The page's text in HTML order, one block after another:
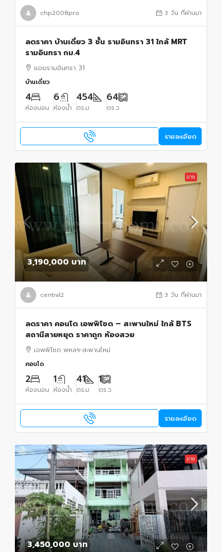
chp2008pro 3 วัน ที่ผ่านมา
ลดราคา บ้านเดี่ยว 3 ชั้น รามอินทรา 31 ใกล้ MRT
รามอินทรา กม.4
ซอยรามอินทรา 31
บ้านเดี่ยว
4
ห้องนอน
6
ห้องน้ำ
454
ตร.ม.
64
ตร.ว.
รายละเอียด
ขาย
3,190,000 บาท
central2 3 วัน ที่ผ่านมา
ลดราคา คอนโด เอพพิโซด – สะพานใหม่ ใกล้ BTS
สถานีสายหยุด ราคาถูก ห้องสวย
เอพพิโซด พหลฯ-สะพานใหม่
คอนโด
2
ห้องนอน
1
ห้องน้ำ
41
ตร.ม.
1
ตร.ว.
รายละเอียด
ขาย
3,450,000 บาท